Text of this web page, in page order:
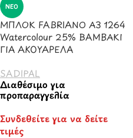
ΝΈΟ
ΜΠΛΟΚ FABRIANO Α3 1264
Watercolour 25% ΒΑΜΒΑΚΙ
ΓΙΑ ΑΚΟΥΑΡΕΛΑ
SADIPAL
Διαθέσιμο για
προπαραγγελία
Συνδεθείτε για να δείτε
τιμές